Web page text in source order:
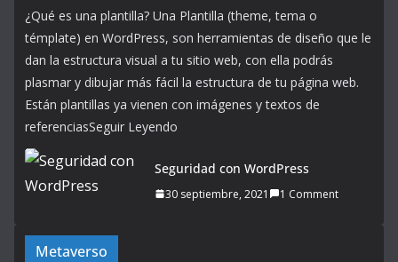
¿Qué es una plantilla? Una Plantilla (theme, tema o
témplate) en WordPress, son herramientas de diseño que le
dan la estructura visual a tu sitio web, con ella podrás
plasmar y dibujar más fácil la estructura de tu página web.
Están plantillas ya vienen con imágenes y textos de
referenciasSeguir Leyendo
Seguridad con WordPress
30 septiembre, 2021 1 Comment
Metaverso